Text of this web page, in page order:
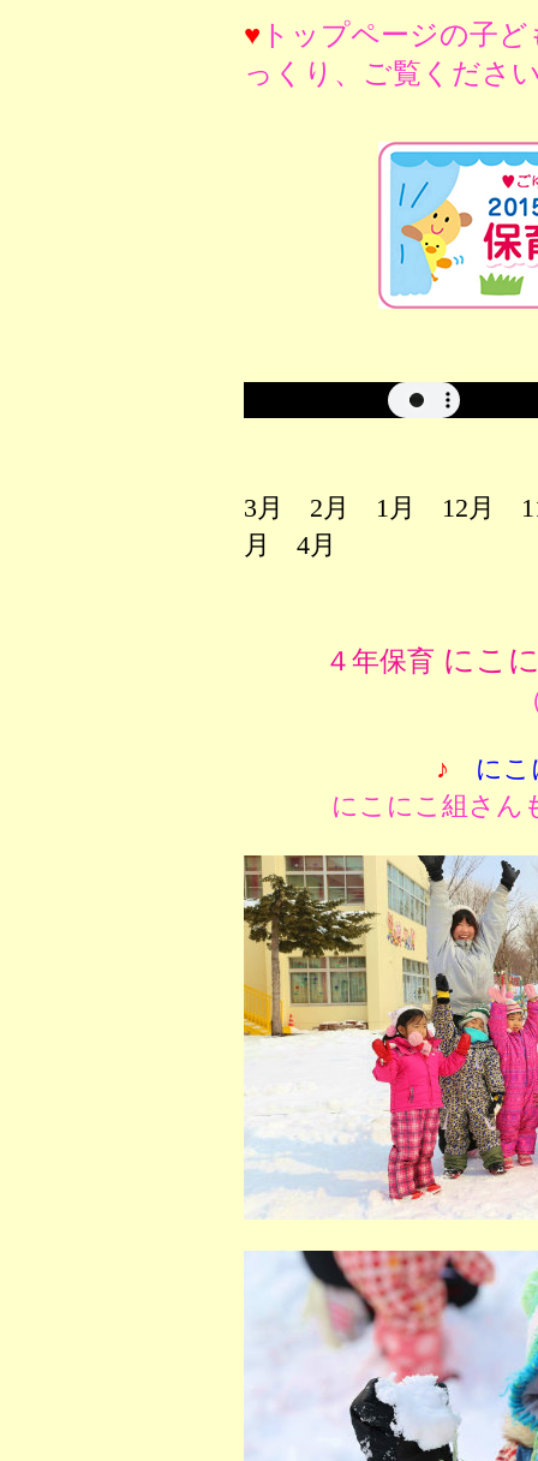
♥ トップページの子
っくり、ご覧くださ
3月 2月 1月 12月
月 4月
４年保育 にこ
♪
にこ
にこにこ組さ